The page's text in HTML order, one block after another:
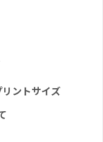
ントサイズ